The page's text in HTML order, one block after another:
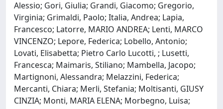
Alessio; Gori, Giulia; Grandi, Giacomo; Gregorio,
Virginia; Grimaldi, Paolo; Italia, Andrea; Lapia,
Francesco; Latorre, MARIO ANDREA; Lenti, MARCO
VINCENZO; Lepore, Federica; Lobello, Antonio;
Lovati, Elisabetta; Pietro Carlo Lucotti, ; Lusetti,
Francesca; Maimaris, Stiliano; Mambella, Jacopo;
Martignoni, Alessandra; Melazzini, Federica;
Mercanti, Chiara; Merli, Stefania; Moltisanti, GIUSY
CINZIA; Monti, MARIA ELENA; Morbegno, Luisa;